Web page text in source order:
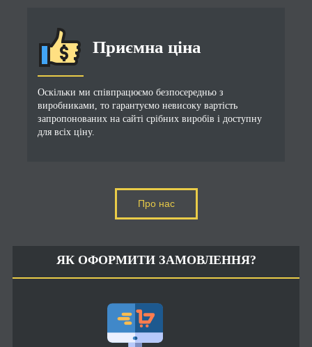
Приємна ціна
Оскільки ми співпрацюємо безпосередньо з
виробниками, то гарантуємо невисоку вартість
запропонованих на сайті срібних виробів і доступну
для всіх ціну.
Про нас
ЯК ОФОРМИТИ ЗАМОВЛЕННЯ?